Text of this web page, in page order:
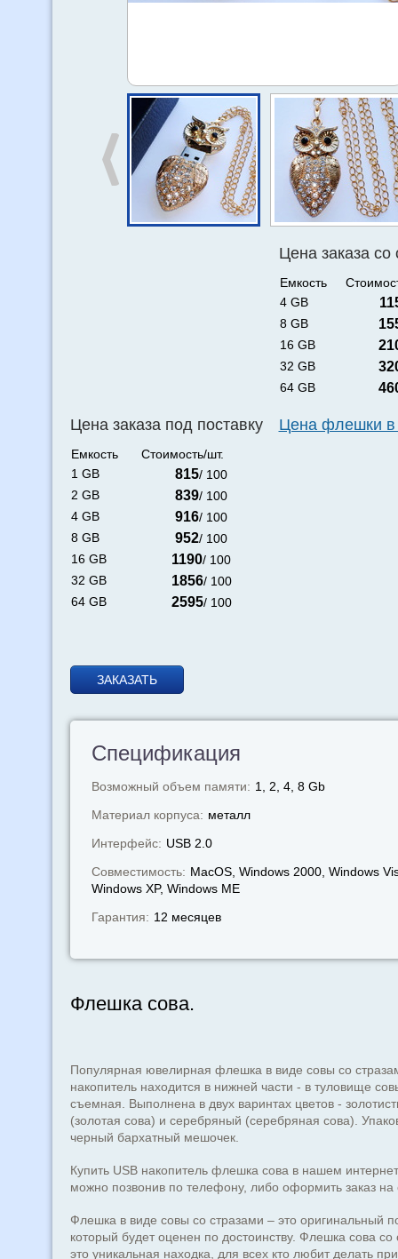
Цена заказа под поставку
Емкость
Стоимость/шт.
1 GB
815/ 100
2 GB
839/ 100
4 GB
916/ 100
8 GB
952/ 100
16 GB
1190/ 100
32 GB
1856/ 100
64 GB
2595/ 100
Цена заказа со
Емкость
4 GB
8 GB
16 GB
32 GB
64 GB
Цена флешки в
ЗАКАЗАТЬ
Спецификация
Возможный объем памяти: 1, 2, 4, 8 Gb
Материал корпуса: металл
Интерфейс: USB 2.0
Совместимость: MacOS, Windows 2000, Windows
Windows XP, Windows МЕ
Гарантия: 12 месяцев
Флешка сова.
Популярная ювелирная флешка в виде совы со
накопитель находится в нижней части - в туловище
съемная. Выполнена в двух варинтах цветов -
(золотая сова) и серебряный (серебряная сова).
черный бархатный мешочек.
Купить USB накопитель флешка сова в нашем
можно позвонив по телефону, либо оформить заказ на
Флешка в виде совы со стразами – это оригинальный
который будет оценен по достоинству. Флешка сова со
это уникальная находка, для всех кто любит делать